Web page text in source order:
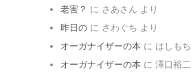
老害？ に さあさん より
昨日の に さわぐち より
オーガナイザーの本 に はしもち
オーガナイザーの本 に 澤口裕二